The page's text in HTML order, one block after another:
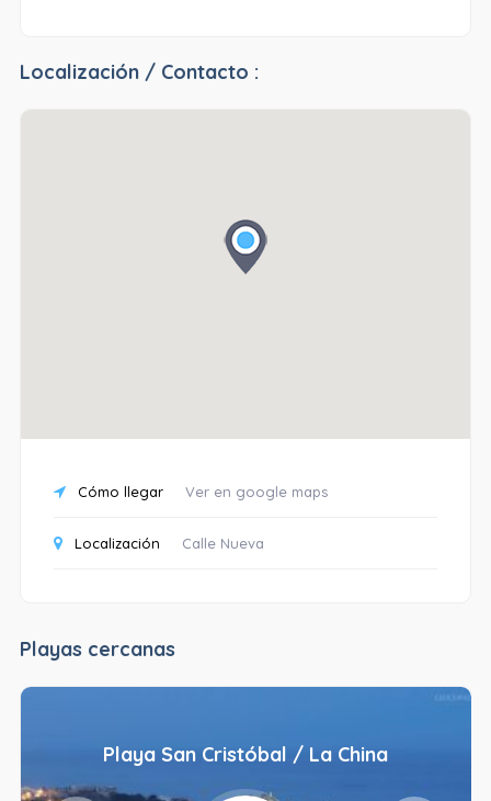
Localización / Contacto :
Cómo llegar Ver en google maps
Localización Calle Nueva
Playas cercanas
Playa San Cristóbal / La China